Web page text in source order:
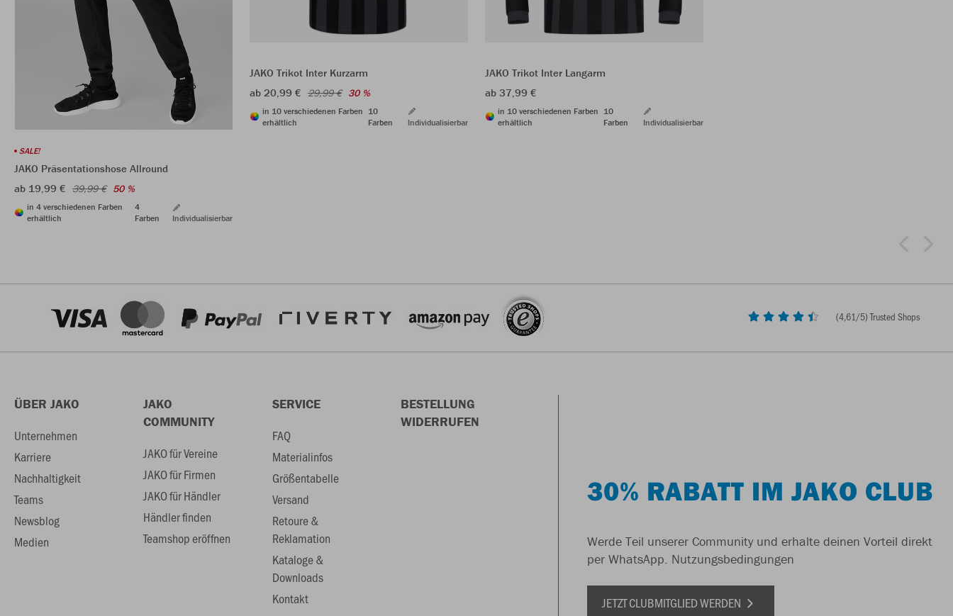
SALE!
JAKO Präsentationshose Allround
ab 19,99 € 39,99 € 50 %
in 4 verschiedenen Farben
erhältlich
4
Farben
Individualisierbar
JAKO Trikot Inter Kurzarm
ab 20,99 € 29,99 € 30 %
in 10 verschiedenen Farben
erhältlich
10
Farben
Individualisierbar
JAKO Trikot Inter Langarm
ab 37,99 €
in 10 verschiedenen Farben
erhältlich
10
Farben
Individualisierbar
(4,61/5) Trusted Shops
ÜBER JAKO
Unternehmen
Karriere
Nachhaltigkeit
Teams
Newsblog
Medien
JAKO
COMMUNITY
JAKO für Vereine
JAKO für Firmen
JAKO für Händler
Händler finden
Teamshop eröffnen
SERVICE
FAQ
Materialinfos
Größentabelle
Versand
Retoure &
Reklamation
Kataloge &
Downloads
Kontakt
BESTELLUNG
WIDERRUFEN
30% RABATT IM JAKO CLUB
Werde Teil unserer Community und erhalte deinen Vorteil direkt
per WhatsApp. Nutzungsbedingungen
JETZT CLUBMITGLIED WERDEN